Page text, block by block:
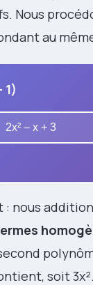
Nous
au
1)
2x² – x + 3
: nous
soit